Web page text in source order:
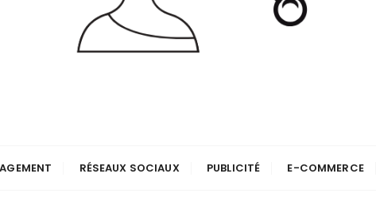
RÉSEAUX SOCIAUX PUBLICITÉ E-COMMERCE